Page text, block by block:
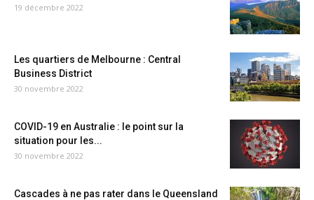
19 décembre 2022
Les quartiers de Melbourne : Central
Business District
30 novembre 2022
COVID-19 en Australie : le point sur la
situation pour les...
30 novembre 2022
Cascades à ne pas rater dans le Queensland